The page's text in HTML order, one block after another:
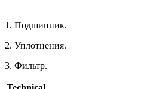
1. Подшипник.
2. Уплотнения.
3. Фильтр.